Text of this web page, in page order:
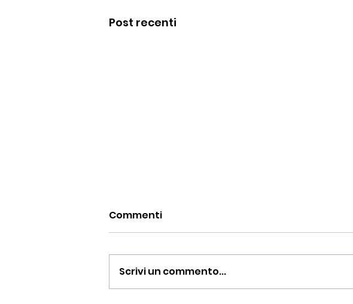
Post recenti
BUONA PASQUA 2026
Commenti
Scrivi un commento...